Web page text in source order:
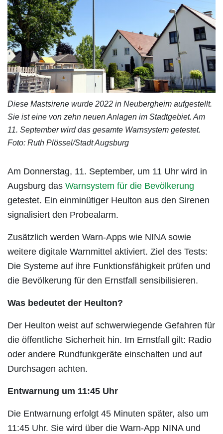
Diese Mastsirene wurde 2022 in Neubergheim aufgestellt.
Sie ist eine von zehn neuen Anlagen im Stadtgebiet. Am
11. September wird das gesamte Warnsystem getestet.
Foto: Ruth Plössel/Stadt Augsburg
Am Donnerstag, 11. September, um 11 Uhr wird in
Augsburg das Warnsystem für die Bevölkerung
getestet. Ein einminütiger Heulton aus den Sirenen
signalisiert den Probealarm.
Zusätzlich werden Warn-Apps wie NINA sowie
weitere digitale Warnmittel aktiviert. Ziel des Tests:
Die Systeme auf ihre Funktionsfähigkeit prüfen und
die Bevölkerung für den Ernstfall sensibilisieren.
Was bedeutet der Heulton?
Der Heulton weist auf schwerwiegende Gefahren für
die öffentliche Sicherheit hin. Im Ernstfall gilt: Radio
oder andere Rundfunkgeräte einschalten und auf
Durchsagen achten.
Entwarnung um 11:45 Uhr
Die Entwarnung erfolgt 45 Minuten später, also um
11:45 Uhr. Sie wird über die Warn-App NINA und